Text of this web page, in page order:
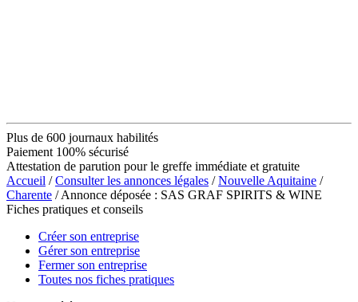
Plus de 600 journaux habilités
Paiement 100% sécurisé
Attestation de parution pour le greffe immédiate et gratuite
Accueil /Consulter les annonces légales /Nouvelle Aquitaine /
Charente / Annonce déposée : SAS GRAF SPIRITS & WINE
Fiches pratiques et conseils
Créer son entreprise
Gérer son entreprise
Fermer son entreprise
Toutes nos fiches pratiques